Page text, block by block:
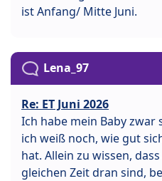
ist Anfang/ Mitte Juni.
Lena_97
Re: ET Juni 2026
Ich habe mein Baby
ich weiß noch, wie gut
hat. Allein zu wissen,
gleichen Zeit dran sind,